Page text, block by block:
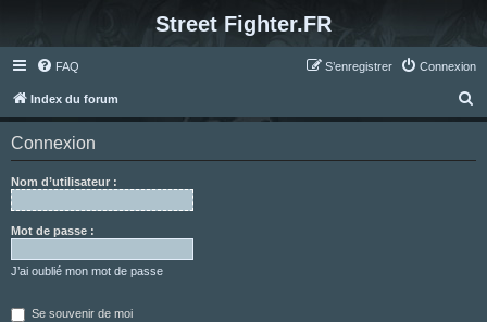
Street Fighter.FR
FAQ Connexion
S’enregistrer
Index du forum
e
Connexion
Nom d’utilisateur :
Mot de passe :
J’ai oublié mon mot de passe
Se souvenir de moi